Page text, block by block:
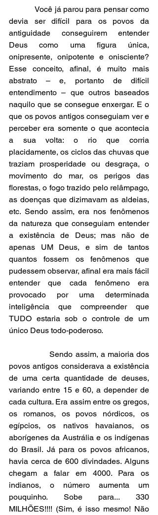
            Você já parou para pensar como
devia ser difícil para os povos da
antiguidade conseguirem entender
Deus como uma figura única,
onipresente, onipotente e onisciente?
Esse conceito, afinal, é muito mais
abstrato – e, portanto de difícil
entendimento – que outros baseados
naquilo que se consegue enxergar. E o
que os povos antigos conseguiam ver e
perceber era somente o que acontecia
a sua volta: o rio que corria
placidamente, os ciclos das chuvas que
traziam prosperidade ou desgraça, o
movimento do mar, os perigos das
florestas, o fogo trazido pelo relâmpago,
as doenças que dizimavam as aldeias,
etc. Sendo assim, era nos fenômenos
da natureza que conseguiam entender
a existência de Deus; mas não de
apenas UM Deus, e sim de tantos
quantos fossem os fenômenos que
pudessem observar, afinal era mais fácil
entender que cada fenômeno era
provocado por uma determinada
inteligência que compreender que
TUDO estaria sob o controle de um
único Deus todo-poderoso.
                Sendo assim, a maioria dos
povos antigos considerava a existência
de uma certa quantidade de deuses,
variando entre 15 e 60, a depender de
cada cultura. Era assim entre os gregos,
os romanos, os povos nórdicos, os
egípcios, os nativos havaianos, os
aborígenes da Austrália e os indígenas
do Brasil. Já para os povos africanos,
havia cerca de 600 divindades. Alguns
chegam a falar em 4000. Para os
indianos, o número aumenta um
pouquinho. Sobe para... 330
MILHÕES!!!! (Sim, é isso mesmo! Não